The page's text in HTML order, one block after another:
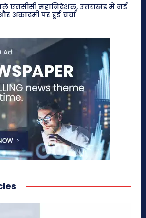
एनसीसी महानिदेशक, उत्तराखंड में नई
अकादमी पर हुई चर्चा